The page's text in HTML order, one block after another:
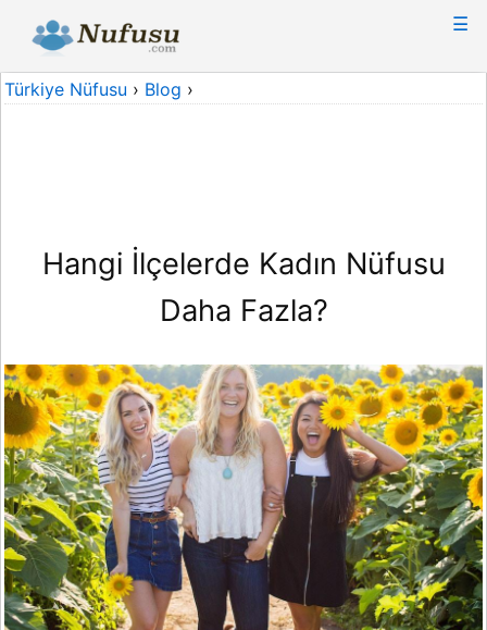
☰
Türkiye Nüfusu › Blog ›
Hangi İlçelerde Kadın Nüfusu
Daha Fazla?